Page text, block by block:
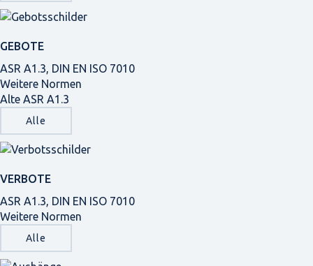
GEBOTE
ASR A1.3, DIN EN ISO 7010
Weitere Normen
Alte ASR A1.3
Alle
VERBOTE
ASR A1.3, DIN EN ISO 7010
Weitere Normen
Alle